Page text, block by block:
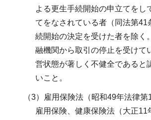
よる更生手続開始の申立てをし
てをなされている者（同法第41
続開始の決定を受けた者を除く
融機関から取引の停止を受けて
営状態が著しく不健全であると
いこと。
（3）雇用保険法（昭和49年法律第
雇用保険、健康保険法（大正11